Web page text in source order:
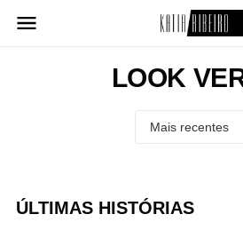
para
LOOK
ÚLTIMAS HISTÓRIAS